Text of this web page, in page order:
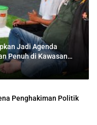
Jadi Agenda
Penuh di Kawasan
Penghakiman Politik